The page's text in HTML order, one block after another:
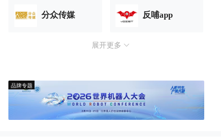
分众传媒 反哺app
展开更多
品牌专题